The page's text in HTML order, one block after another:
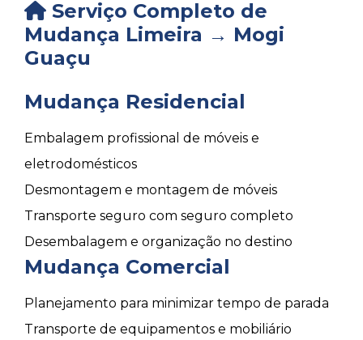
Serviço Completo de
Mudança Limeira → Mogi
Guaçu
Mudança Residencial
Embalagem profissional de móveis e
eletrodomésticos
Desmontagem e montagem de móveis
Transporte seguro com seguro completo
Desembalagem e organização no destino
Mudança Comercial
Planejamento para minimizar tempo de parada
Transporte de equipamentos e mobiliário